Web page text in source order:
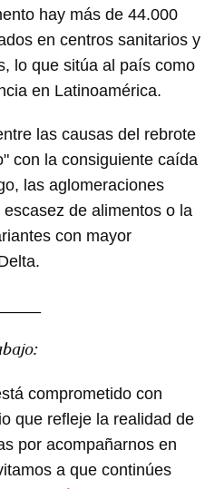
hay más de 44.000
en centros sanitarios y
lo que sitúa al país como
en Latinoamérica.
las causas del rebrote
con la consiguiente caída
las aglomeraciones
de alimentos o la
con mayor
comprometido con
que refleje la realidad de
por acompañarnos en
a que continúes